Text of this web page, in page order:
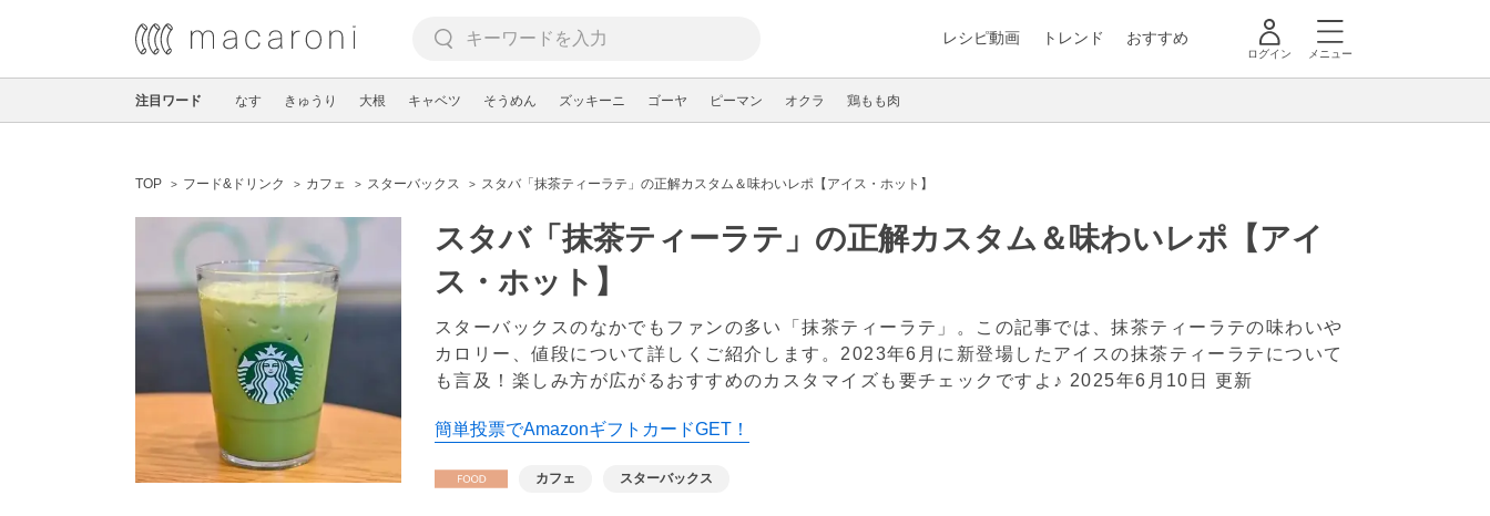
レシピ動画 トレンド おすすめ
ログイン メニュー
注目ワード なす きゅうり 大根 キャベツ そうめん ズッキーニ ゴーヤ ピーマン オクラ 鶏もも肉
TOP フード&ドリンク カフェ スターバックス スタバ「抹茶ティーラテ」の正解カスタム＆味わいレポ【アイス・ホット】
スタバ「抹茶ティーラテ」の正解カスタム＆味わいレポ【アイ
ス・ホット】
スターバックスのなかでもファンの多い「抹茶ティーラテ」。この記事では、抹茶ティーラテの味わいや
カロリー、値段について詳しくご紹介します。2023年6月に新登場したアイスの抹茶ティーラテについて
も言及！楽しみ方が広がるおすすめのカスタマイズも要チェックですよ♪ 2025年6月10日 更新
簡単投票でAmazonギフトカードGET！
カフェ スターバックス